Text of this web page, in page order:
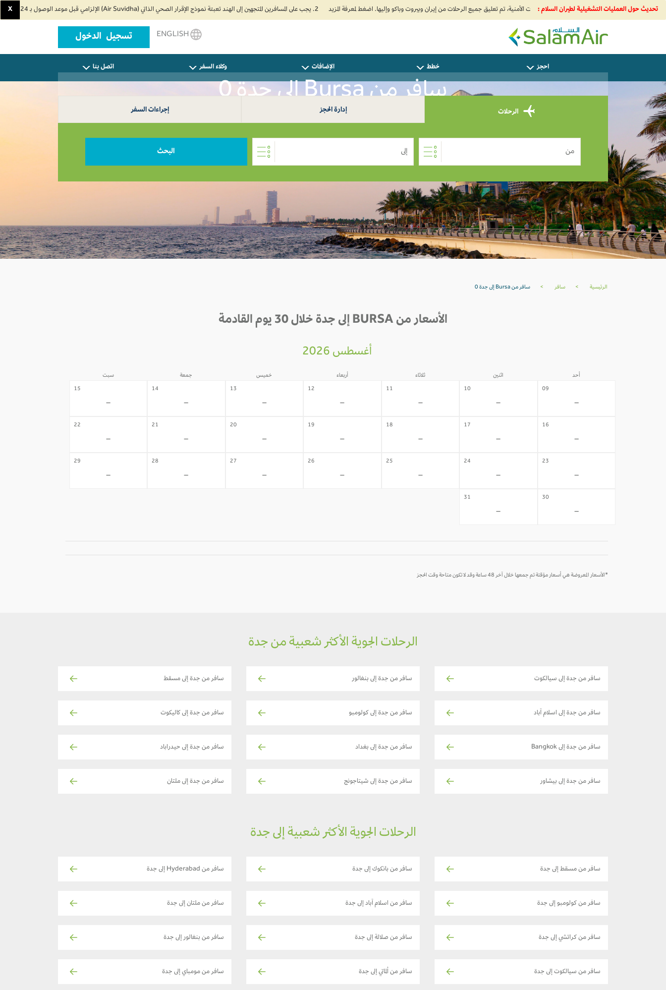
تحديث حول العمليات التشغيلية لطيران السلام : 2. يجب على المسافرين المتجهين إلى الهند تعبئة نموذج الإقرار الصحي الذاتي (Air Suvidha) الإلزامي قبل موعد الوصول بـ 24 ساعة على الأقل. اضغط هنا للدخول إلى بوابة Air Suvidha. X
SalamAir
تسجيل الدخول
احجز خطط الإضافات وكلاء السفر اتصل بنا
سافر من Bursa إلى جدة 0
الرحلات إدارة الحجز إجراءات السفر
من إلى البحث
الرئيسية > سافر > سافر من Bursa إلى جدة 0
الأسعار من BURSA إلى جدة خلال 30 يوم القادمة
أغسطس 2026
أحد اثنين ثلاثاء أربعاء خميس جمعة سبت
09
-
10
-
11
-
12
-
13
-
14
-
15
-
16
-
17
-
18
-
19
-
20
-
21
-
22
-
23
-
24
-
25
-
26
-
27
-
28
-
29
-
30
-
31
-
*الأسعار المعروضة هي أسعار مؤقتة تم جمعها خلال آخر 48 ساعة وقد لا تكون متاحة وقت الحجز
الرحلات الجوية الأكثر شعبية من جدة
سافر من جدة إلى سيالكوت سافر من جدة إلى بنغالور سافر من جدة إلى مسقط
سافر من جدة إلى اسلام آباد سافر من جدة إلى كولومبو سافر من جدة إلى كاليكوت
سافر من جدة إلى Bangkok سافر من جدة إلى بغداد سافر من جدة إلى حيدراباد
سافر من جدة إلى بيشاور سافر من جدة إلى شيتاجونج سافر من جدة إلى ملتان
الرحلات الجوية الأكثر شعبية إلى جدة
سافر من مسقط إلى جدة سافر من بانكوك إلى جدة سافر من Hyderabad إلى جدة
سافر من كولومبو إلى جدة سافر من اسلام آباد إلى جدة سافر من ملتان إلى جدة
سافر من كراتشي إلى جدة سافر من صلالة إلى جدة سافر من بنغالور إلى جدة
سافر من سيالكوت إلى جدة سافر من ألماتي إلى جدة سافر من مومباي إلى جدة